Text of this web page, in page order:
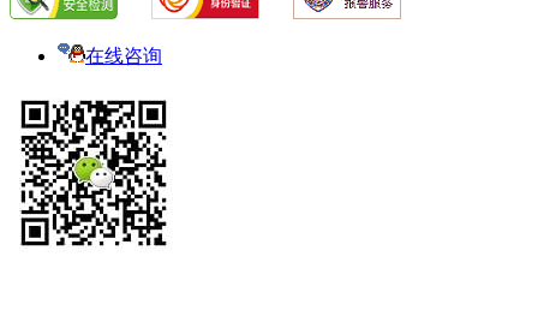
在线咨询